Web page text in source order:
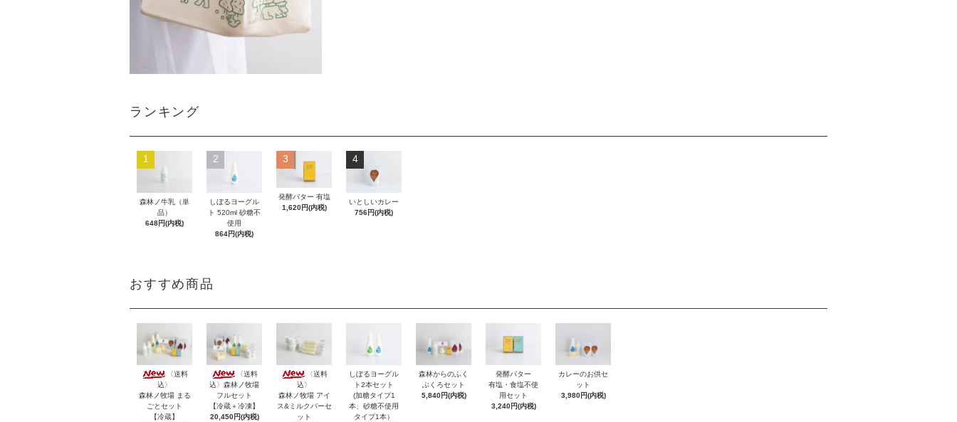
ランキング
1
森林ノ牛乳（単
品）
648円(内税)
2
しぼるヨーグル
ト 520ml 砂糖不
使用
864円(内税)
3
発酵バター 有塩
1,620円(内税)
4
いとしいカレー
756円(内税)
おすすめ商品
〈送料
込〉
森林ノ牧場 まる
ごとセット
【冷蔵】
〈送料
込〉森林ノ牧場
フルセット
【冷蔵＋冷凍】
20,450円(内税)
〈送料
込〉
森林ノ牧場 アイ
ス&ミルクバーセ
ット
しぼるヨーグル
ト2本セット
(加糖タイプ1
本、砂糖不使用
タイプ1本）
森林からのふく
ぶくろセット
5,840円(内税)
発酵バター
有塩・食塩不使
用セット
3,240円(内税)
カレーのお供セ
ット
3,980円(内税)